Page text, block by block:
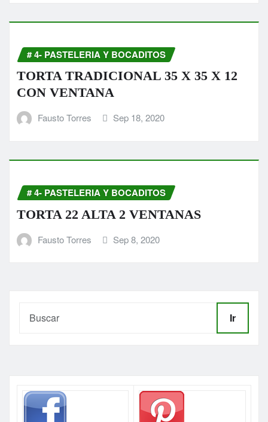
# 4- PASTELERIA Y BOCADITOS
TORTA TRADICIONAL 35 X 35 X 12
CON VENTANA
Fausto Torres Sep 18, 2020
# 4- PASTELERIA Y BOCADITOS
TORTA 22 ALTA 2 VENTANAS
Fausto Torres Sep 8, 2020
Ir